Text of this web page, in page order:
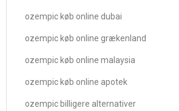
ozempic køb online dubai
ozempic køb online grækenland
ozempic køb online malaysia
ozempic køb online apotek
ozempic billigere alternativer